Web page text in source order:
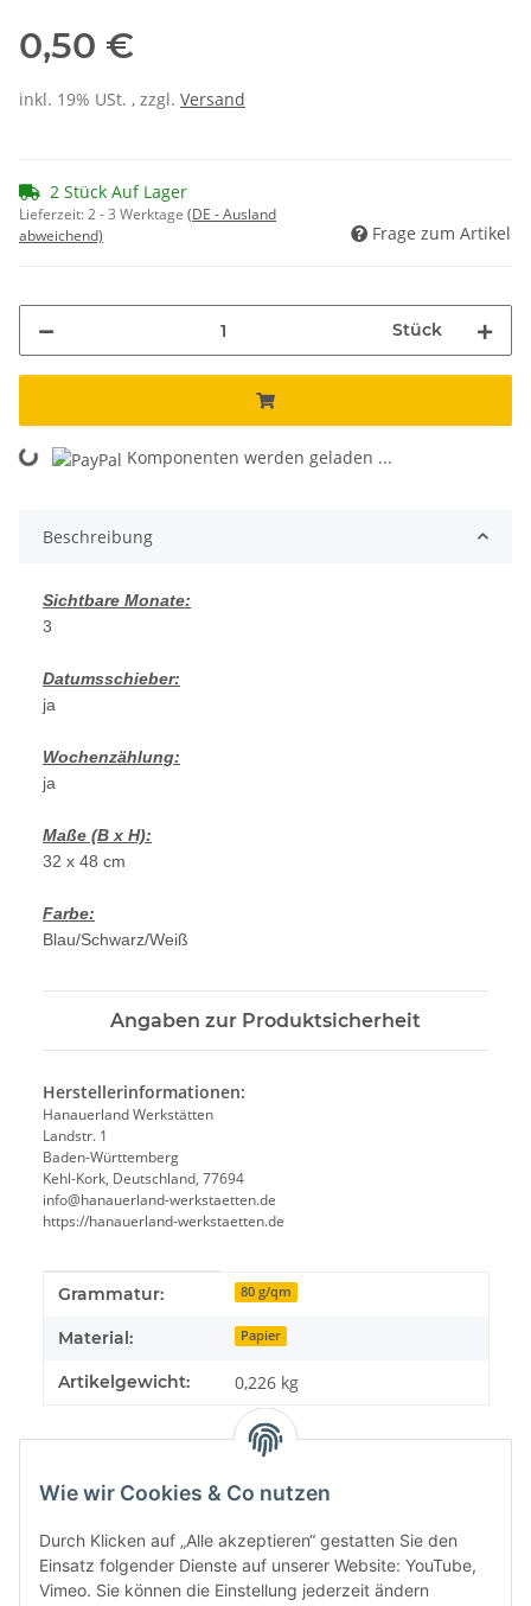
Wie wir Cookies & Co nutzen
Durch Klicken auf „Alle akzeptieren“ gestatten Sie den
Einsatz folgender Dienste auf unserer Website: YouTube,
Vimeo. Sie können die Einstellung jederzeit ändern
0,50 €
inkl. 19% USt. , zzgl. Versand
2 Stück Auf Lager
Lieferzeit:2 - 3 Werktage (DE - Ausland
abweichend)
Frage zum Artikel
Stück
Loading... Komponenten werden geladen ...
Beschreibung
Sichtbare Monate:
3
Datumsschieber:
ja
Wochenzählung:
ja
Maße (B x H):
32 x 48 cm
Farbe:
Blau/Schwarz/Weiß
Angaben zur Produktsicherheit
Herstellerinformationen:
Hanauerland Werkstätten
Landstr. 1
Baden-Württemberg
Kehl-Kork, Deutschland, 77694
info@hanauerland-werkstaetten.de
https://hanauerland-werkstaetten.de
Produkteigenschaft
Wert
Grammatur: 80 g/qm
Material: Papier
Artikelgewicht: 0,226 kg